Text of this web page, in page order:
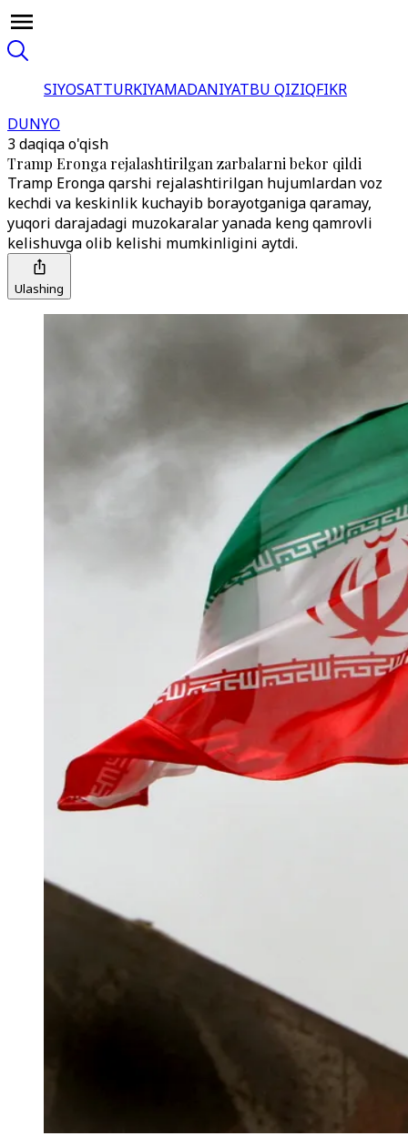
SIYOSATTURKIYAMADANIYATBU QIZIQFIKR
DUNYO
3 daqiqa o'qish
Tramp Eronga rejalashtirilgan zarbalarni bekor qildi
Tramp Eronga qarshi rejalashtirilgan hujumlardan voz
kechdi va keskinlik kuchayib borayotganiga qaramay,
yuqori darajadagi muzokaralar yanada keng qamrovli
kelishuvga olib kelishi mumkinligini aytdi.
Ulashing